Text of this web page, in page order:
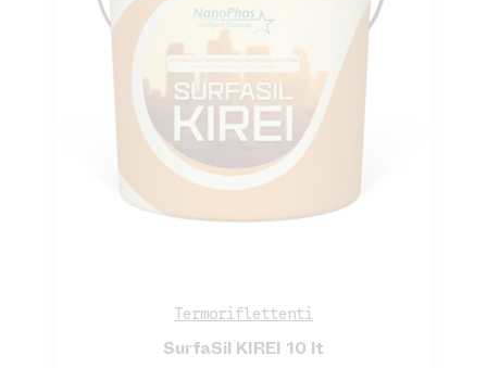
Termoriflettenti
SurfaSil KIREI 10 lt